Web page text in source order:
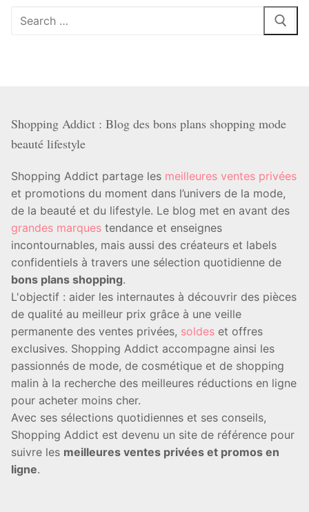
Rechercher
Shopping Addict : Blog des bons plans shopping mode
beauté lifestyle
Shopping Addict partage les meilleures ventes privées
et promotions du moment dans l’univers de la mode,
de la beauté et du lifestyle. Le blog met en avant des
grandes marques tendance et enseignes
incontournables, mais aussi des créateurs et labels
confidentiels à travers une sélection quotidienne de
bons plans shopping.
L'objectif : aider les internautes à découvrir des pièces
de qualité au meilleur prix grâce à une veille
permanente des ventes privées, soldes et offres
exclusives. Shopping Addict accompagne ainsi les
passionnés de mode, de cosmétique et de shopping
malin à la recherche des meilleures réductions en ligne
pour acheter moins cher.
Avec ses sélections quotidiennes et ses conseils,
Shopping Addict est devenu un site de référence pour
suivre les meilleures ventes privées et promos en
ligne.